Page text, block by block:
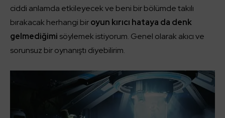
ciddi anlamda etkileyecek ve beni bir bölümde takılı
bırakacak herhangi biroyun kırıcı hataya da denk
gelmediğimi söylemek istiyorum. Genel olarak akıcı ve
sorunsuz bir oynanıştı diyebilirim.